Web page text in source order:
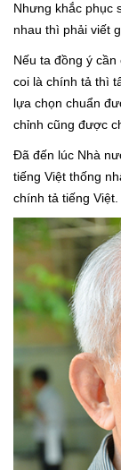
Nhưng khắc phục
nhau thì phải viết
Nếu ta đồng ý
coi là chính tả thì
lựa chọn chuẩn
chỉnh cũng được
Đã đến lúc Nhà
tiếng Việt thống
chính tả tiếng Việt.